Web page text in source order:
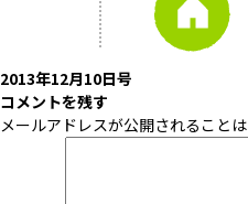
2013年12月10日号
コメントを残す
メールアドレスが公開されることは